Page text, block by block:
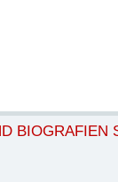
BIOGRAFIEN